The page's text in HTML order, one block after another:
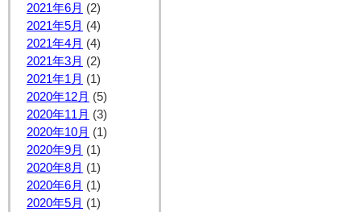
2021年6月 (2)
2021年5月 (4)
2021年4月 (4)
2021年3月 (2)
2021年1月 (1)
2020年12月 (5)
2020年11月 (3)
2020年10月 (1)
2020年9月 (1)
2020年8月 (1)
2020年6月 (1)
2020年5月 (1)